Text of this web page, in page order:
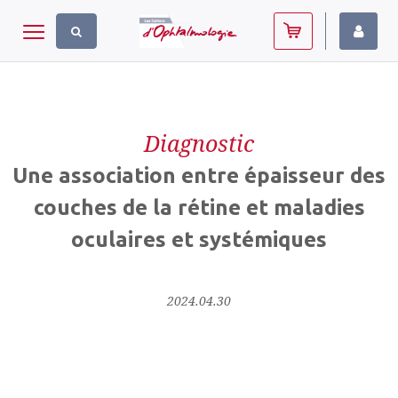
Toggle navigation
Diagnostic
Une association entre épaisseur des
couches de la rétine et maladies
oculaires et systémiques
2024.04.30
Panneau de gestion des cookies